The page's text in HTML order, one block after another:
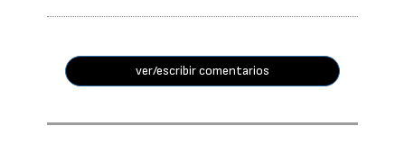
ver/escribir comentarios